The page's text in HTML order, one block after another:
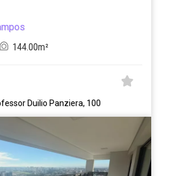
144.00m²
Duilio Panziera, 100